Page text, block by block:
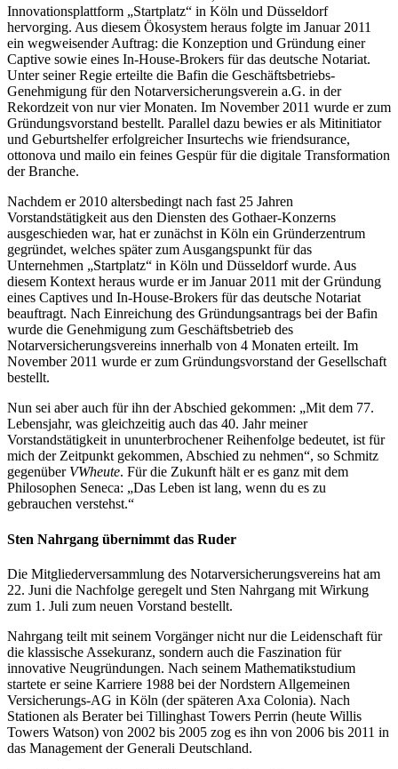
Innovationsplattform „Startplatz“ in Köln und Düsseldorf
hervorging. Aus diesem Ökosystem heraus folgte im Januar 2011
ein wegweisender Auftrag: die Konzeption und Gründung einer
Captive sowie eines In-House-Brokers für das deutsche Notariat.
Unter seiner Regie erteilte die Bafin die Geschäftsbetriebs-
Genehmigung für den Notarversicherungsverein a.G. in der
Rekordzeit von nur vier Monaten. Im November 2011 wurde er zum
Gründungsvorstand bestellt. Parallel dazu bewies er als Mitinitiator
und Geburtshelfer erfolgreicher Insurtechs wie friendsurance,
ottonova und mailo ein feines Gespür für die digitale Transformation
der Branche.
Nachdem er 2010 altersbedingt nach fast 25 Jahren
Vorstandstätigkeit aus den Diensten des Gothaer-Konzerns
ausgeschieden war, hat er zunächst in Köln ein Gründerzentrum
gegründet, welches später zum Ausgangspunkt für das
Unternehmen „Startplatz“ in Köln und Düsseldorf wurde. Aus
diesem Kontext heraus wurde er im Januar 2011 mit der Gründung
eines Captives und In-House-Brokers für das deutsche Notariat
beauftragt. Nach Einreichung des Gründungsantrags bei der Bafin
wurde die Genehmigung zum Geschäftsbetrieb des
Notarversicherungsvereins innerhalb von 4 Monaten erteilt. Im
November 2011 wurde er zum Gründungsvorstand der Gesellschaft
bestellt.
Nun sei aber auch für ihn der Abschied gekommen: „Mit dem 77.
Lebensjahr, was gleichzeitig auch das 40. Jahr meiner
Vorstandstätigkeit in ununterbrochener Reihenfolge bedeutet, ist für
mich der Zeitpunkt gekommen, Abschied zu nehmen“, so Schmitz
gegenüber VWheute. Für die Zukunft hält er es ganz mit dem
Philosophen Seneca: „Das Leben ist lang, wenn du es zu
gebrauchen verstehst.“
Sten Nahrgang übernimmt das Ruder
Die Mitgliederversammlung des Notarversicherungsvereins hat am
22. Juni die Nachfolge geregelt und Sten Nahrgang mit Wirkung
zum 1. Juli zum neuen Vorstand bestellt.
Nahrgang teilt mit seinem Vorgänger nicht nur die Leidenschaft für
die klassische Assekuranz, sondern auch die Faszination für
innovative Neugründungen. Nach seinem Mathematikstudium
startete er seine Karriere 1988 bei der Nordstern Allgemeinen
Versicherungs-AG in Köln (der späteren Axa Colonia). Nach
Stationen als Berater bei Tillinghast Towers Perrin (heute Willis
Towers Watson) von 2002 bis 2005 zog es ihn von 2006 bis 2011 in
das Management der Generali Deutschland.